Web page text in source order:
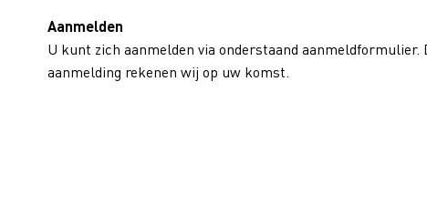
Aanmelden
U kunt zich aanmelden via onderstaand
aanmelding rekenen wij op uw komst.